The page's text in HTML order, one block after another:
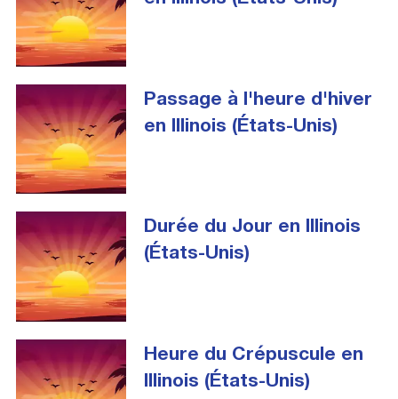
Passage à l'heure d'hiver
en Illinois (États-Unis)
Durée du Jour en Illinois
(États-Unis)
Heure du Crépuscule en
Illinois (États-Unis)